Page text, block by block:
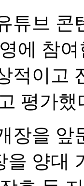
튜브
에 참
적이고
평가했
장을 앞
을 양대